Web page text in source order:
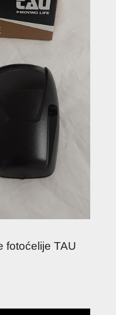
fotoćelije TAU